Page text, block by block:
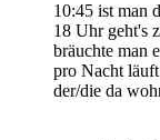
10:45 ist man
18 Uhr geht's
bräuchte man
pro Nacht
der/die da